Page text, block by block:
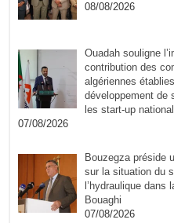
08/08/2026
Ouadah souligne
contribution des
algériennes
développement de
les start-up
07/08/2026
Bouzegza préside
sur la situation du
l’hydraulique dans
Bouaghi
07/08/2026